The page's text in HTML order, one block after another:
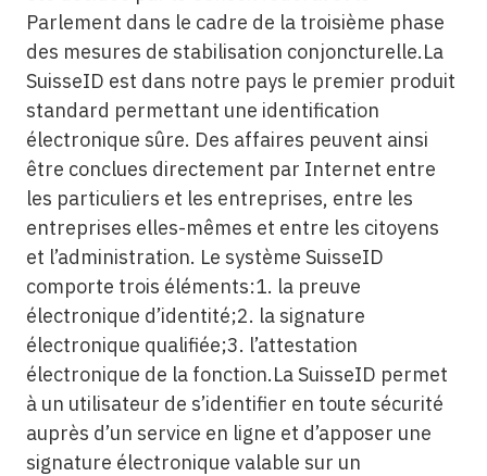
Parlement dans le cadre de la troisième phase
des mesures de stabilisation conjoncturelle.La
SuisseID est dans notre pays le premier produit
standard permettant une identification
électronique sûre. Des affaires peuvent ainsi
être conclues directement par Internet entre
les particuliers et les entreprises, entre les
entreprises elles-mêmes et entre les citoyens
et l’administration. Le système SuisseID
comporte trois éléments:1. la preuve
électronique d’identité;2. la signature
électronique qualifiée;3. l’attestation
électronique de la fonction.La SuisseID permet
à un utilisateur de s’identifier en toute sécurité
auprès d’un service en ligne et d’apposer une
signature électronique valable sur un